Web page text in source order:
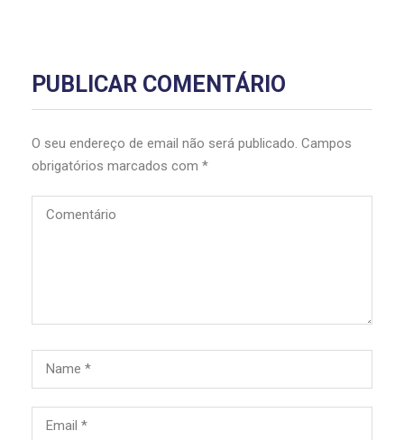
PUBLICAR COMENTÁRIO
O seu endereço de email não será publicado. Campos
obrigatórios marcados com *